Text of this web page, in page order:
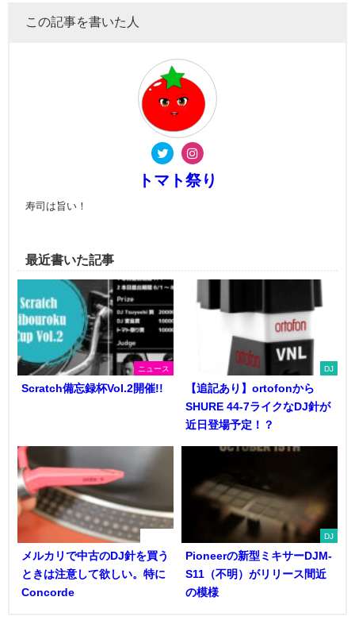
この記事を書いた人
トマト祭り
寿司は旨い！
最近書いた記事
ニュース
Scratch備忘録杯Vol.2開催!!
DJ
【追記あり】ortofonから
SHURE 44-7ライクなDJ針が
近日登場予定！？
メルカリで中古のDJ針を買う
ときは注意して欲しい。特に
Concorde
DJ
Pioneerの新型ミキサーDJM-
S11（不明）がリリース間近
の模様